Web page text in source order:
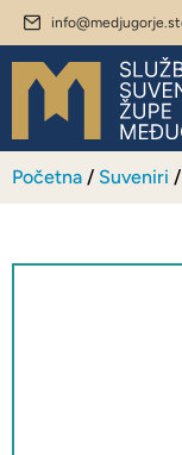
Početna / Suveniri /